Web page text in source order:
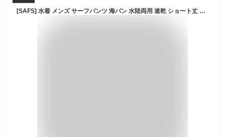
[SAFS] 水着 メンズ サーフパンツ 海パン 水陸両用 速乾 ショート丈 スイムウェア 大きいサイズ インナー付 男性用 ブルー 4L ns-2517-14